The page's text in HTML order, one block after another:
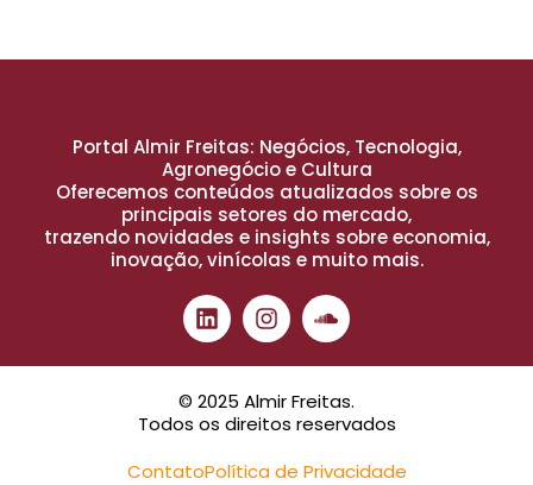
Portal Almir Freitas: Negócios, Tecnologia,
Agronegócio e Cultura
Oferecemos conteúdos atualizados sobre os
principais setores do mercado,
trazendo novidades e insights sobre economia,
inovação, vinícolas e muito mais.
© 2025 Almir Freitas.
Todos os direitos reservados
ContatoPolítica de Privacidade